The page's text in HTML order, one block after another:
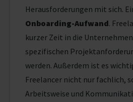
Herausforderungen mit sich.
Onboarding-Aufwand.
kurzer Zeit in die
spezifischen
werden. Außerdem ist es
Freelancer nicht nur fachlich,
Arbeitsweise und